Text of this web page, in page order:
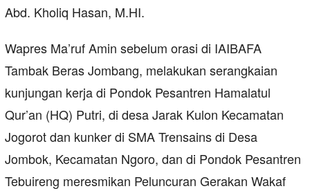
Abd. Kholiq Hasan, M.HI.
Wapres Ma’ruf Amin sebelum orasi di IAIBAFA
Tambak Beras Jombang, melakukan serangkaian
kunjungan kerja di Pondok Pesantren Hamalatul
Qur’an (HQ) Putri, di desa Jarak Kulon Kecamatan
Jogorot dan kunker di SMA Trensains di Desa
Jombok, Kecamatan Ngoro, dan di Pondok Pesantren
Tebuireng meresmikan Peluncuran Gerakan Wakaf